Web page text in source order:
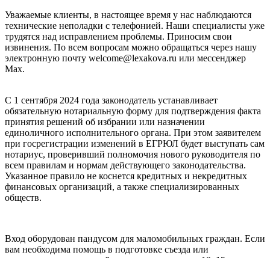
Уважаемые клиенты, в настоящее время у нас наблюдаются
технические неполадки с телефонией. Наши специалисты уже
трудятся над исправлением проблемы. Приносим свои
извинения. По всем вопросам можно обращаться через нашу
электронную почту welcome@lexakova.ru или мессенджер
Max.
С 1 сентября 2024 года законодатель устанавливает
обязательную нотариальную форму для подтверждения факта
принятия решений об избрании или назначении
единоличного исполнительного органа. При этом заявителем
при госрегистрации изменений в ЕГРЮЛ будет выступать сам
нотариус, проверивший полномочия нового руководителя по
всем правилам и нормам действующего законодательства.
Указанное правило не коснется кредитных и некредитных
финансовых организаций, а также специализированных
обществ.
Вход оборудован пандусом для маломобильных граждан. Если
вам необходима помощь в подготовке съезда или